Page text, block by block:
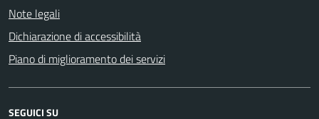
Note legali
Dichiarazione di accessibilità
Piano di miglioramento dei servizi
SEGUICI SU